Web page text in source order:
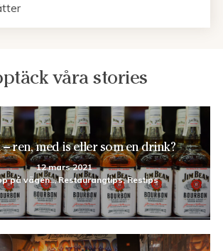
våra stories
ren, med is eller som en drink?
12 mars 2021
på vägen.., Restaurangtips, Restips